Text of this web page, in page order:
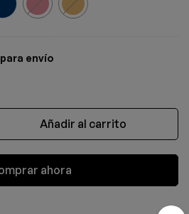
envío
Añadir al carrito
ahora